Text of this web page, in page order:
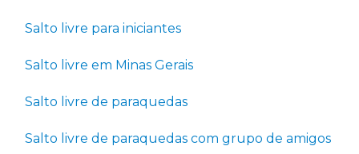
Salto livre para iniciantes
Salto livre em Minas Gerais
Salto livre de paraquedas
Salto livre de paraquedas com grupo de amigos